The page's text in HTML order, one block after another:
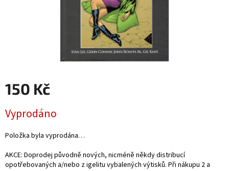
150 Kč
cena:
Vyprodáno
Položka byla vyprodána…
AKCE: Doprodej původně nových, nicméně někdy distribucí
opotřebovaných a/nebo z igelitu vybalených výtisků. Při nákupu 2 a